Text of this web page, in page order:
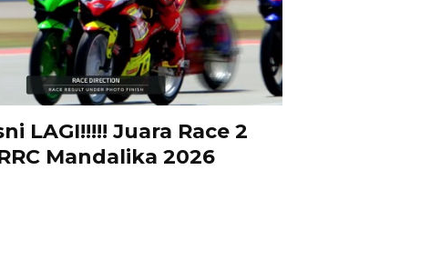
LAGI!!!!! Juara Race 2
Mandalika 2026